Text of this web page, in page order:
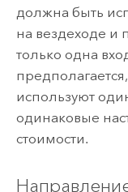
должна быть
на вездеходе и
только одна
используют
одинаковые
стоимости.